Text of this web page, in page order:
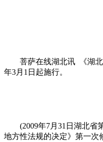
菩萨在线湖北讯 《湖
年3月1日起施行。
(2009年7月31日湖北
地方性法规的决定》第一次